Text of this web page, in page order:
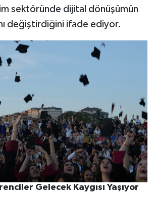
sektöründe dijital dönüşümün
değiştirdiğini ifade ediyor.
Gelecek Kaygısı Yaşıyor